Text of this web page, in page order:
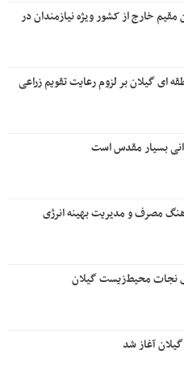
خارج از کشور ویژه نیازمندان در
ای گیلان بر لزوم رعایت تقویم زراعی‌
بسیار مقدس است
مصرف و مدیریت بهینه انرژی
نجات محیط‌زیست گیلان
آغاز شد